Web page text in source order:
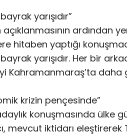
yarışıdır”
açıklanmasının ardından
hitaben yaptığı
yarışıdır. Her bir
Kahramanmaraş’ta
krizin pençesinde”
konuşmasında ülke
mevcut iktidarı